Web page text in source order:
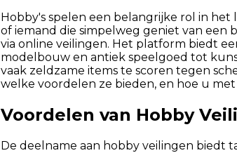
Hobby's spelen een belangrijke rol in
of iemand die simpelweg geniet van een
via online veilingen. Het platform biedt
modelbouw en antiek speelgoed tot
vaak zeldzame items te scoren tegen
welke voordelen ze bieden, en hoe u
Voordelen van Hobby
De deelname aan hobby veilingen biedt